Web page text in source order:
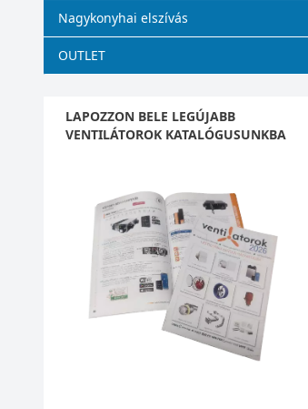
Nagykonyhai elszívás
OUTLET
LAPOZZON BELE LEGÚJABB
VENTILÁTOROK KATALÓGUSUNKBA